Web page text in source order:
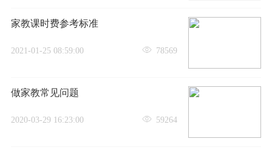
家教课时费参考标准
2021-01-25 08:59:00 78569
做家教常见问题
2020-03-29 16:23:00 59264